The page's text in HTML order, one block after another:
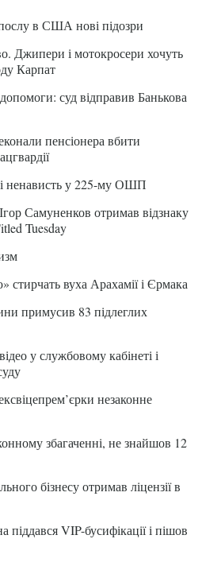
в США нові підозри
Джипери і мотокросери хочуть
Карпат
суд відправив Банькова
пенсіонера вбити
ненависть у 225-му ОШП
Самуненков отримав відзнаку
Tuesday
вуха Арахамії і Єрмака
примусив 83 підлеглих
у службовому кабінеті і
незаконне
збагаченні, не знайшов 12
бізнесу отримав ліцензії в
VIP-бусифікації і пішов